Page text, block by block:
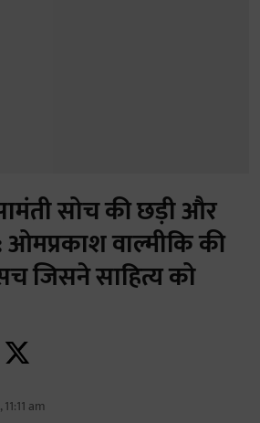
सोच की छड़ी और
ओमप्रकाश वाल्मीकि की
जिसने साहित्य को
am